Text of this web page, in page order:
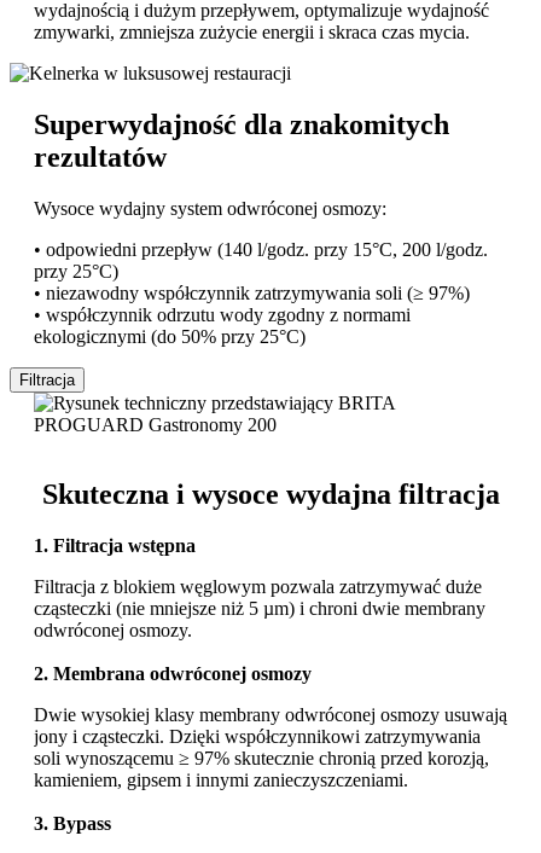
wydajnością i dużym przepływem, optymalizuje wydajność
zmywarki, zmniejsza zużycie energii i skraca czas mycia.
Superwydajność dla znakomitych
rezultatów
Wysoce wydajny system odwróconej osmozy:
• odpowiedni przepływ (140 l/godz. przy 15°C, 200 l/godz.
przy 25°C)
• niezawodny współczynnik zatrzymywania soli (≥ 97%)
• współczynnik odrzutu wody zgodny z normami
ekologicznymi (do 50% przy 25°C)
Filtracja
Skuteczna i wysoce wydajna filtracja
1. Filtracja wstępna
Filtracja z blokiem węglowym pozwala zatrzymywać duże
cząsteczki (nie mniejsze niż 5 µm) i chroni dwie membrany
odwróconej osmozy.
2. Membrana odwróconej osmozy
Dwie wysokiej klasy membrany odwróconej osmozy usuwają
jony i cząsteczki. Dzięki współczynnikowi zatrzymywania
soli wynoszącemu ≥ 97% skutecznie chronią przed korozją,
kamieniem, gipsem i innymi zanieczyszczeniami.
3. Bypass